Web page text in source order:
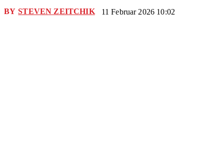
BY STEVEN ZEITCHIK 11 Februar 2026 10:02